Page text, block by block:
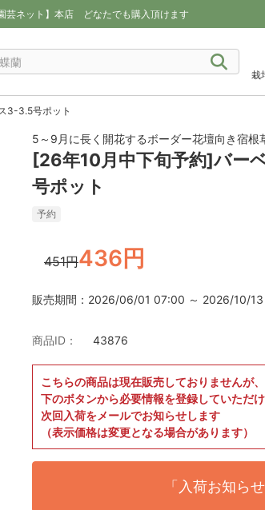
芸ネット】本店 どなたでも購入頂けます
栽
3-3.5号ポット
5～9月に長く開花するボーダー花壇向き宿根
[26年10月中下旬予約]バ
号ポット
予約
451円436円
販売期間：2026/06/01 07:00 ～ 2026/10/
商品ID： 43876
こちらの商品は現在販売しておりませんが、
下のボタンから必要情報を登録していただけ
次回入荷をメールでお知らせします
（表示価格は変更となる場合があります）
「入荷お知ら